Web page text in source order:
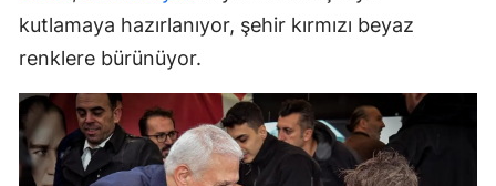
kutlamaya hazırlanıyor, şehir kırmızı beyaz
renklere bürünüyor.